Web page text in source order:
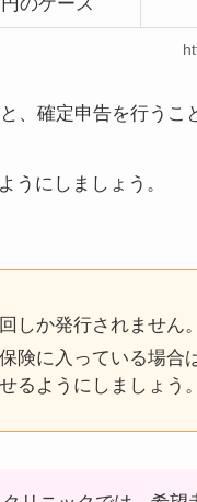
、確定申告を行うこ
うにしましょう。
しか発行されません
険に入っている場合
るようにしましょう。